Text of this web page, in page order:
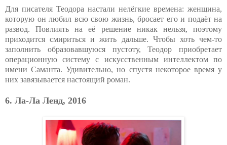
Для писателя Теодора настали нелёгкие времена: женщина,
которую он любил всю свою жизнь, бросает его и подаёт на
развод. Повлиять на её решение никак нельзя, поэтому
приходится смириться и жить дальше. Чтобы хоть чем-то
заполнить образовавшуюся пустоту, Теодор приобретает
операционную систему с искусственным интеллектом по
имени Саманта. Удивительно, но спустя некоторое время у
них завязывается настоящий роман.
6. Ла-Ла Ленд, 2016